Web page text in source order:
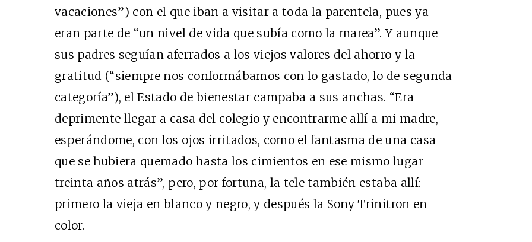
vacaciones”) con el que iban a visitar a toda la parentela, pues ya
eran parte de “un nivel de vida que subía como la marea”. Y aunque
sus padres seguían aferrados a los viejos valores del ahorro y la
gratitud (“siempre nos conformábamos con lo gastado, lo de segunda
categoría”), el Estado de bienestar campaba a sus anchas. “Era
deprimente llegar a casa del colegio y encontrarme allí a mi madre,
esperándome, con los ojos irritados, como el fantasma de una casa
que se hubiera quemado hasta los cimientos en ese mismo lugar
treinta años atrás”, pero, por fortuna, la tele también estaba allí:
primero la vieja en blanco y negro, y después la Sony Trinitron en
color.